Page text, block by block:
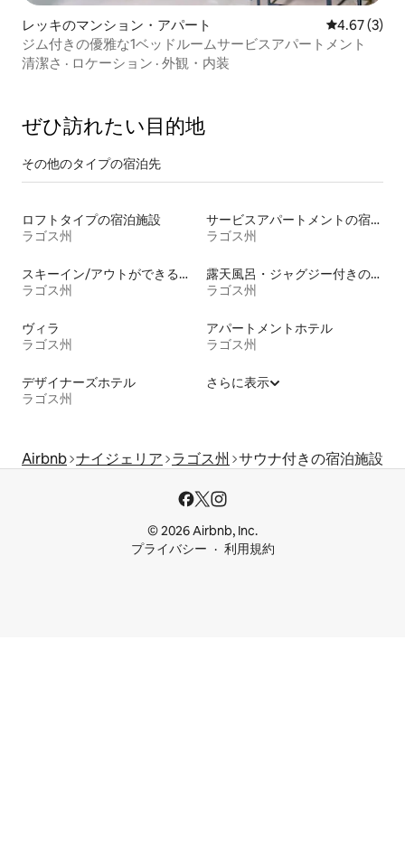
レッキのマンション・アパート レビュー3
4.67 (3)
ジム付きの優雅な1ベッドルームサービスアパートメント
清潔さ · ロケーション · 外観・内装
ぜひ訪⁠れ⁠た⁠い目⁠的⁠地
その他のタ⁠イ⁠プ⁠の宿⁠泊⁠先
ロフトタイプの宿泊施設
ラゴス州
サービスアパートメントの宿泊施設
ラゴス州
スキーイン/アウトができる宿泊先
ラゴス州
露天風呂・ジャグジー付きの宿泊施設
ラゴス州
ヴィラ
ラゴス州
アパートメントホテル
ラゴス州
デザイナーズホテル
ラゴス州
さらに表示
Airbnb ナイジェリア ラゴス州 サウナ付きの宿泊施設
© 2026 Airbnb, Inc.
プライバシー
利用規約